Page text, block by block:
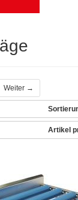
Weiter →
Artikel